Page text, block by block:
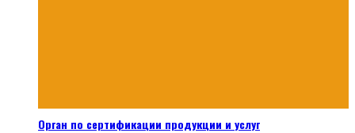
Орган по сертификации продукции и услуг